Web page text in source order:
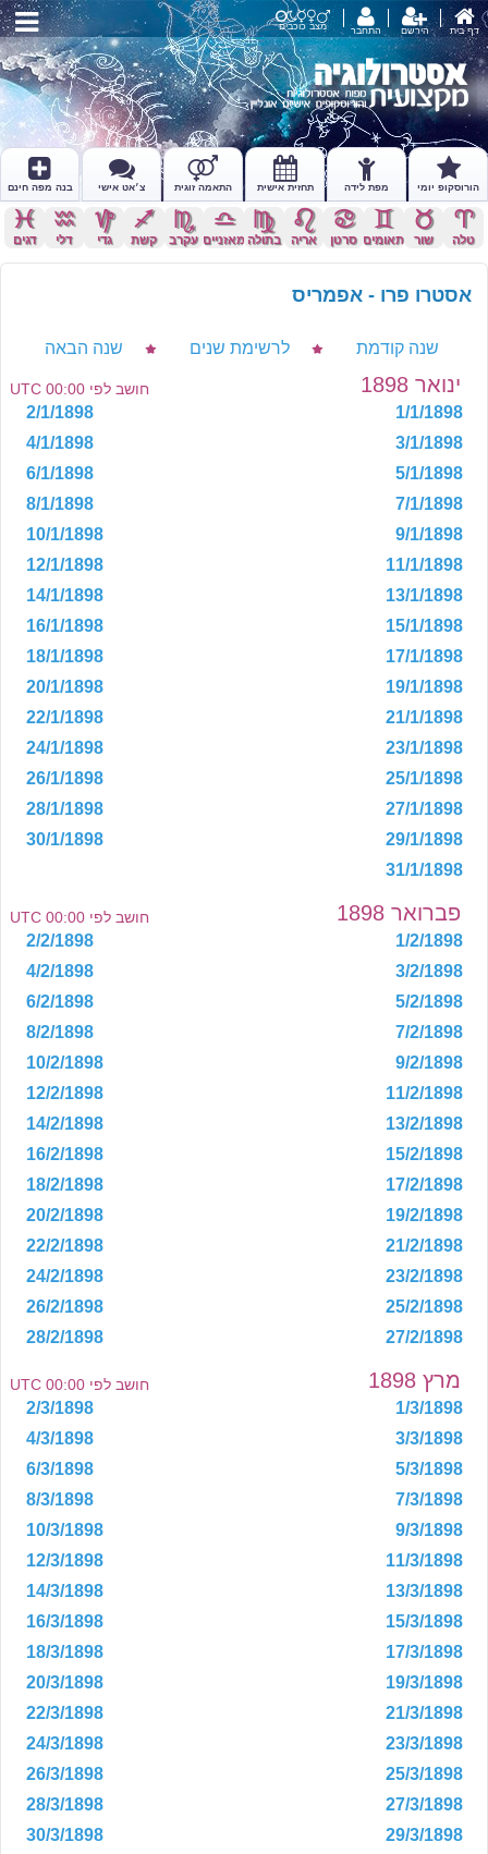
דף בית הירשם התחבר מצב כוכבים
הורוסקופ יומי מפת לידה תחזית אישית התאמה זוגית צ׳אט אישי בנה מפה חינם
a
טלה
s
שור
d
תאומים
f
סרטן
g
אריה
h
בתולה
j
מאזניים
k
עקרב
l
קשת
z
גדי
x
דלי
c
דגים
אסטרו פרו - אפמריס
שנה קודמת לרשימת שנים שנה הבאה
ינואר 1898 חושב לפי 00:00 UTC
1/1/1898
2/1/1898
3/1/1898
4/1/1898
5/1/1898
6/1/1898
7/1/1898
8/1/1898
9/1/1898
10/1/1898
11/1/1898
12/1/1898
13/1/1898
14/1/1898
15/1/1898
16/1/1898
17/1/1898
18/1/1898
19/1/1898
20/1/1898
21/1/1898
22/1/1898
23/1/1898
24/1/1898
25/1/1898
26/1/1898
27/1/1898
28/1/1898
29/1/1898
30/1/1898
31/1/1898
פברואר 1898 חושב לפי 00:00 UTC
1/2/1898
2/2/1898
3/2/1898
4/2/1898
5/2/1898
6/2/1898
7/2/1898
8/2/1898
9/2/1898
10/2/1898
11/2/1898
12/2/1898
13/2/1898
14/2/1898
15/2/1898
16/2/1898
17/2/1898
18/2/1898
19/2/1898
20/2/1898
21/2/1898
22/2/1898
23/2/1898
24/2/1898
25/2/1898
26/2/1898
27/2/1898
28/2/1898
מרץ 1898 חושב לפי 00:00 UTC
1/3/1898
2/3/1898
3/3/1898
4/3/1898
5/3/1898
6/3/1898
7/3/1898
8/3/1898
9/3/1898
10/3/1898
11/3/1898
12/3/1898
13/3/1898
14/3/1898
15/3/1898
16/3/1898
17/3/1898
18/3/1898
19/3/1898
20/3/1898
21/3/1898
22/3/1898
23/3/1898
24/3/1898
25/3/1898
26/3/1898
27/3/1898
28/3/1898
29/3/1898
30/3/1898